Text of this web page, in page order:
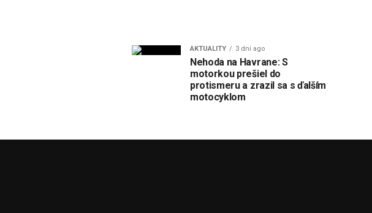
AKTUALITY 3 dni ago
Nehoda na Havrane: S
motorkou prešiel do
protismeru a zrazil sa s ďalším
motocyklom